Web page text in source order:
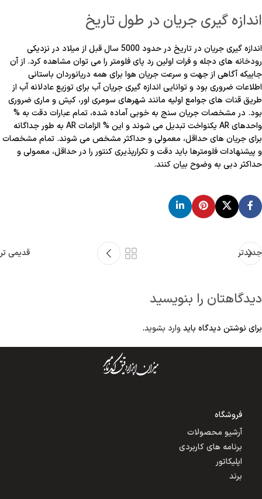
اندازه گیری جریان در طول تاریخ
اندازه گیری جریان در تاریخ در حدود 5000 سال قبل از میلاد در نزدیکی
رودخانه های دجله و فرات اولین رد پای فلومتر را می توان مشاهده کرد. از آن
جاییکه آگاهی از جهت و سرعت جریان هوا برای همه دریانوردان باستانی
اطلاعات ضروری بود و توانایی اندازه گیری جریان آب برای توزیع عادلانه آب از
طریق قنات های جوامع اولیه مانند شهرهای سومری اور، کیش و ماری ضروری
بود. در مشخصات جریان سنج به خوبی آماده شده، تمام عبارات دقت به %
واحدهای AR یکنواخت تبدیل می شوند و این % الزامات AR به طور جداگانه
برای جریان های حداقل، معمولی و حداکثر مشخص می شوند. تمام مشخصات
و پیشنهادات فلومترها باید دقت و تکرارپذیری کنتور را در حداقل، معمولی و
حداکثر دبی به وضوح بیان کنند.
جدیدتر قدیمی تر
دیدگاهتان را بنویسید
برای نوشتن دیدگاه بایدوارد بشوید.
فروشگاه
آرشیو محصولات
برنامه های کاربردی
اپلیکاتور
برند